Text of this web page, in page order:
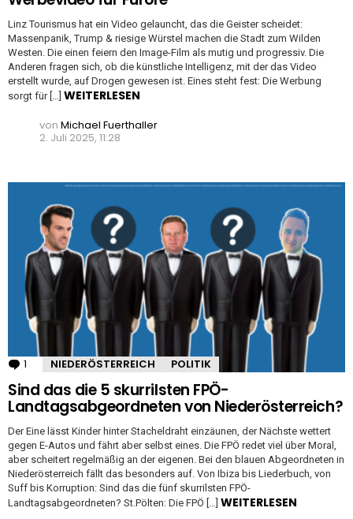
Linz Tourismus hat ein Video gelauncht, das die Geister scheidet:
Massenpanik, Trump & riesige Würstel machen die Stadt zum Wilden
Westen. Die einen feiern den Image-Film als mutig und progressiv. Die
Anderen fragen sich, ob die künstliche Intelligenz, mit der das Video
erstellt wurde, auf Drogen gewesen ist. Eines steht fest: Die Werbung
sorgt für […] WEITERLESEN
von Michael Fuerthaller
2. Juli 2025, 11:28
1 Kommentar
NIEDERÖSTERREICH POLITIK
Sind das die 5 skurrilsten FPÖ-
Landtagsabgeordneten von Niederösterreich?
Der Eine lässt Kinder hinter Stacheldraht einzäunen, der Nächste wettert
gegen E-Autos und fährt aber selbst eines. Die FPÖ redet viel über Moral,
aber scheitert regelmäßig an der eigenen. Bei den blauen Abgeordneten in
Niederösterreich fällt das besonders auf. Von Ibiza bis Liederbuch, von
Suff bis Korruption: Sind das die fünf skurrilsten FPÖ-
Landtagsabgeordneten? St.Pölten: Die FPÖ […] WEITERLESEN